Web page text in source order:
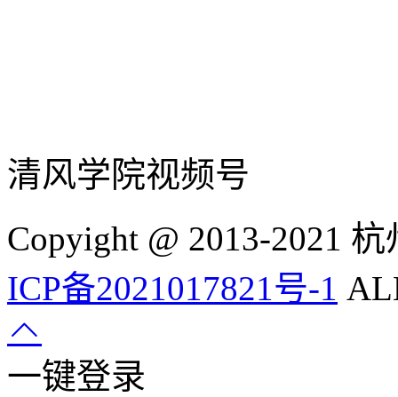
清风学院视频号
Copyight @ 2013-2021
ICP备2021017821号-1
一键登录